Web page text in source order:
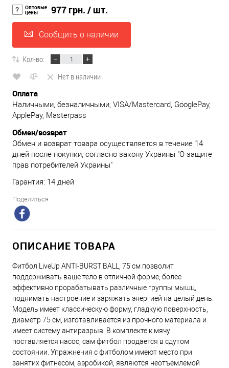
Оптовые
цены 977 грн. / шт.
Сообщить о наличии
Кол-во:
Нет в наличии
Оплата
Наличными, безналичными, VISA/Mastercard, GooglePay,
ApplePay, Masterpass
Обмен/возврат
Обмен и возврат товара осуществляется в течение 14
дней после покупки, согласно закону Украины "О защите
прав потребителей Украины"
Гарантия: 14 дней
Поделиться
ОПИСАНИЕ ТОВАРА
Фитбол LiveUp ANTI-BURST BALL, 75 см позволит
поддерживать ваше тело в отличной форме, более
эффективно прорабатывать различные группы мышц,
поднимать настроение и заряжать энергией на целый день.
Модель имеет классическую форму, гладкую поверхность,
диаметр 75 см, изготавливается из прочного материала и
имеет систему антиразрыв. В комплекте к мячу
поставляется насос, сам фитбол продается в сдутом
состоянии. Упражнения с фитболом имеют место при
занятих фитнесом, аэробикой, являются неотъемлемой